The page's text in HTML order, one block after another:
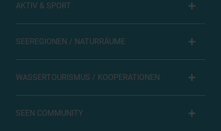
AKTIV & SPORT
SEEREGIONEN / NATURRÄUME
WASSERTOURISMUS / KOOPERATIONEN
SEEN COMMUNITY